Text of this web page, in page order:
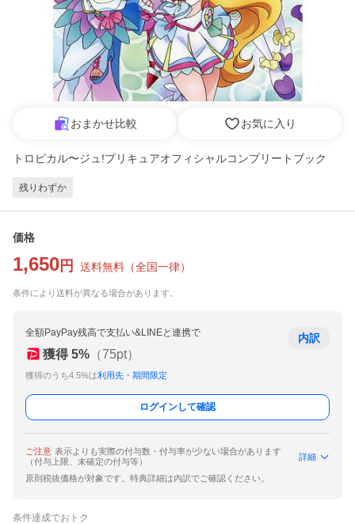
おまかせ比較 お気に入り
トロピカル〜ジュ!プリキュアオフィシャルコンプリートブック
残りわずか
価格
1,650 円 送料無料 （全国一律）
条件により送料が異なる場合があります。
全額PayPay残高で支払い&LINEと連携で
獲得 5% （75pt）
獲得のうち4.5%は利用先・期間限定
内訳
ログインして確認
ご注意 表示よりも実際の付与数・付与率が少ない場合があります
（付与上限、未確定の付与等）
詳細
原則税抜価格が対象です。特典詳細は内訳でご確認ください。
条件達成でおトク